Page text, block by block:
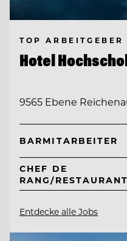
TOP ARBEITGEBER
Hotel
9565 Ebene
BARMITARBEITER
CHEF DE
RANG/
Entdecke alle Jobs